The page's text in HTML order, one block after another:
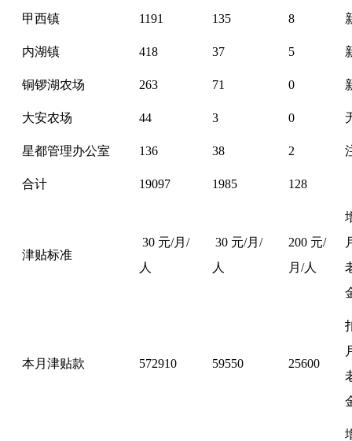
甲西镇 1191 135 8
内湖镇 418 37 5
铜锣湖农场 263 71 0
大安农场 44 3 0
星都管理办公室 136 38 2
合计 19097 1985 128
津贴标准
30 元/月/
人
30 元/月/
人
200 元/
月/人
本月津贴款 572910 59550 25600